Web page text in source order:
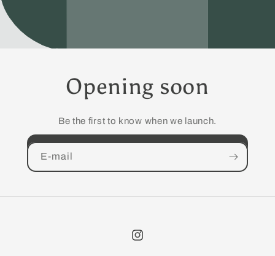
Opening soon
Be the first to know when we launch.
E‑mail
Instagram